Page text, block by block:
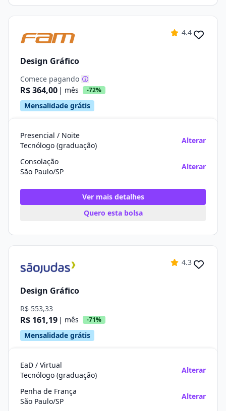
4.4
Design Gráfico
Comece pagando
R$ 364,00 | mês -72%
Mensalidade grátis
Presencial / Noite
Tecnólogo (graduação)
Alterar
Consolação
São Paulo/SP
Alterar
Ver mais detalhes
Quero esta bolsa
4.3
Design Gráfico
R$ 553,33
R$ 161,19 | mês -71%
Mensalidade grátis
EaD / Virtual
Tecnólogo (graduação)
Alterar
Penha de França
São Paulo/SP
Alterar